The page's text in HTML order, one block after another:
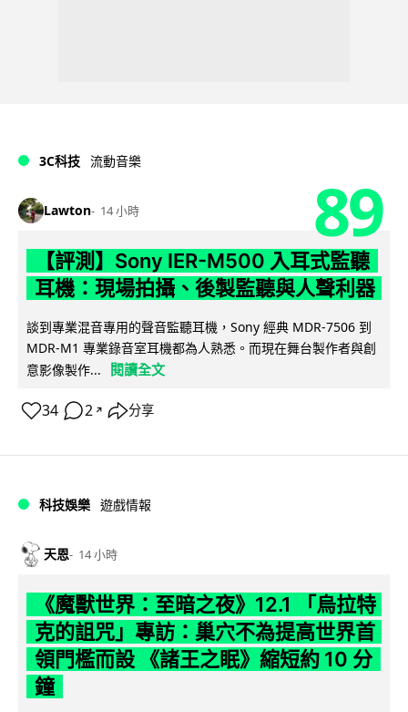
3C科技 流動音樂
Lawton 14 小時 89
【評測】Sony IER-M500 入耳式監聽
耳機：現場拍攝、後製監聽與人聲利器
談到專業混音專用的聲音監聽耳機，Sony 經典 MDR-7506 到
MDR-M1 專業錄音室耳機都為人熟悉。而現在舞台製作者與創
意影像製作...
閱讀全文
34 2 ↗ 分享
科技娛樂 遊戲情報
天恩 14 小時
《魔獸世界：至暗之夜》12.1 「烏拉特
克的詛咒」專訪：巢穴不為提高世界首
領門檻而設 《諸王之眠》縮短約 10 分
鐘